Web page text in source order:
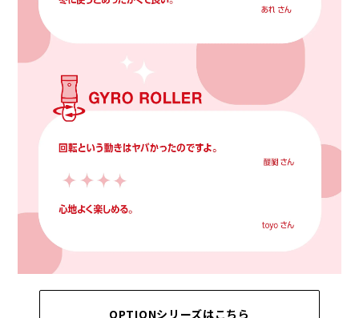
OPTIONシリーズはこちら